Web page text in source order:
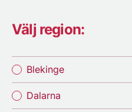
Välj region:
Blekinge
Dalarna